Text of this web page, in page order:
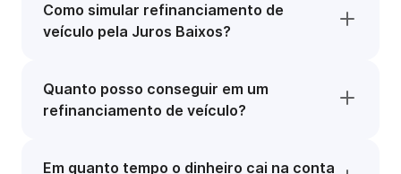
Como simular refinanciamento de
veículo pela Juros Baixos?
Quanto posso conseguir em um
refinanciamento de veículo?
Em quanto tempo o dinheiro cai na conta